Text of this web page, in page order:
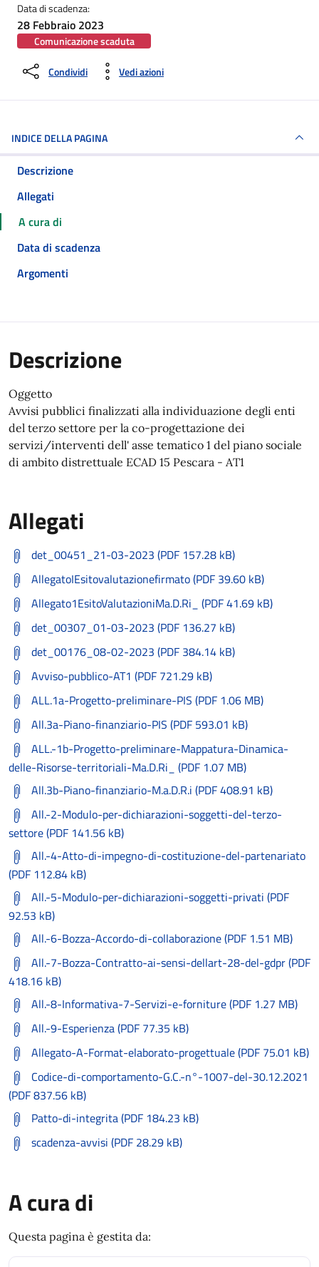
Data di scadenza:
28 Febbraio 2023
Comunicazione scaduta
Condividi Vedi azioni
INDICE DELLA PAGINA
Descrizione
Allegati
A cura di
Data di scadenza
Argomenti
Descrizione
Oggetto
Avvisi pubblici finalizzati alla individuazione degli enti
del terzo settore per la co-progettazione dei
servizi/interventi dell' asse tematico 1 del piano sociale
di ambito distrettuale ECAD 15 Pescara - AT1
Allegati
det_00451_21-03-2023 (PDF 157.28 kB)
AllegatoIEsitovalutazionefirmato (PDF 39.60 kB)
Allegato1EsitoValutazioniMa.D.Ri_ (PDF 41.69 kB)
det_00307_01-03-2023 (PDF 136.27 kB)
det_00176_08-02-2023 (PDF 384.14 kB)
Avviso-pubblico-AT1 (PDF 721.29 kB)
ALL.1a-Progetto-preliminare-PIS (PDF 1.06 MB)
All.3a-Piano-finanziario-PIS (PDF 593.01 kB)
ALL.-1b-Progetto-preliminare-Mappatura-Dinamica-
delle-Risorse-territoriali-Ma.D.Ri_ (PDF 1.07 MB)
All.3b-Piano-finanziario-M.a.D.R.i (PDF 408.91 kB)
All.-2-Modulo-per-dichiarazioni-soggetti-del-terzo-
settore (PDF 141.56 kB)
All.-4-Atto-di-impegno-di-costituzione-del-partenariato
(PDF 112.84 kB)
All.-5-Modulo-per-dichiarazioni-soggetti-privati (PDF
92.53 kB)
All.-6-Bozza-Accordo-di-collaborazione (PDF 1.51 MB)
All.-7-Bozza-Contratto-ai-sensi-dellart-28-del-gdpr (PDF
418.16 kB)
All.-8-Informativa-7-Servizi-e-forniture (PDF 1.27 MB)
All.-9-Esperienza (PDF 77.35 kB)
Allegato-A-Format-elaborato-progettuale (PDF 75.01 kB)
Codice-di-comportamento-G.C.-n°-1007-del-30.12.2021
(PDF 837.56 kB)
Patto-di-integrita (PDF 184.23 kB)
scadenza-avvisi (PDF 28.29 kB)
A cura di
Questa pagina è gestita da: